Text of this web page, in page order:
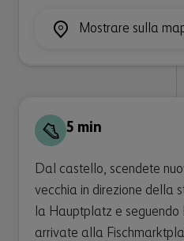
Mostrare sulla
5 min
Dal castello, scendete
vecchia in direzione della
la Hauptplatz e seguendo
arrivate alla